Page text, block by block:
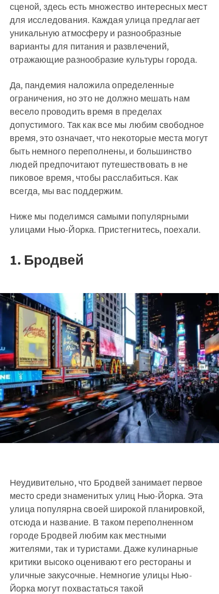
сценой, здесь есть множество интересных мест
для исследования. Каждая улица предлагает
уникальную атмосферу и разнообразные
варианты для питания и развлечений,
отражающие разнообразие культуры города.
Да, пандемия наложила определенные
ограничения, но это не должно мешать нам
весело проводить время в пределах
допустимого. Так как все мы любим свободное
время, это означает, что некоторые места могут
быть немного переполнены, и большинство
людей предпочитают путешествовать в не
пиковое время, чтобы расслабиться. Как
всегда, мы вас поддержим.
Ниже мы поделимся самыми популярными
улицами Нью-Йорка. Пристегнитесь, поехали.
1. Бродвей
Неудивительно, что Бродвей занимает первое
место среди знаменитых улиц Нью-Йорка. Эта
улица популярна своей широкой планировкой,
отсюда и название. В таком переполненном
городе Бродвей любим как местными
жителями, так и туристами. Даже кулинарные
критики высоко оценивают его рестораны и
уличные закусочные. Немногие улицы Нью-
Йорка могут похвастаться такой